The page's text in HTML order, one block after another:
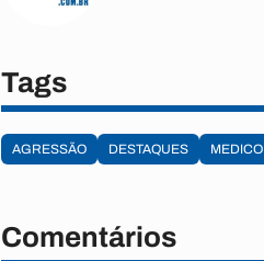
Tags
AGRESSÃO DESTAQUES MEDICO
Comentários